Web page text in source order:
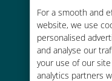
For a smooth and
website, we use
personalised
and analyse our
your use of our
analytics partners
お客様が普
ーミングサ
べて最大で